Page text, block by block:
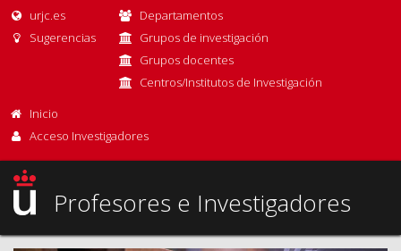
urjc.es
Sugerencias
Departamentos
Grupos de investigación
Grupos docentes
Centros/Institutos de Investigación
Inicio
Acceso Investigadores
Profesores e Investigadores